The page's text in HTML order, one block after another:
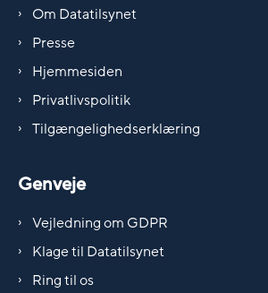
Om Datatilsynet
Presse
Hjemmesiden
Privatlivspolitik
Tilgængelighedserklæring
Genveje
Vejledning om GDPR
Klage til Datatilsynet
Ring til os